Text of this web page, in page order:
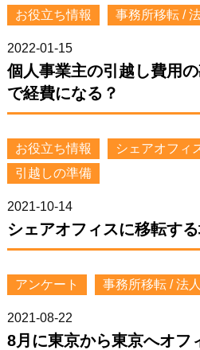
お役立ち情報 事務所移転 /
2022-01-15
個人事業主の引越し費用
で経費になる？
お役立ち情報 シェアオフィ
引越しの準備
2021-10-14
シェアオフィスに移転す
アンケート 事務所移転 / 法人
2021-08-22
8月に東京から東京へオフ